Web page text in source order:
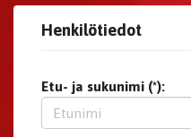
Henkilötiedot
Etu- ja sukunimi (*):